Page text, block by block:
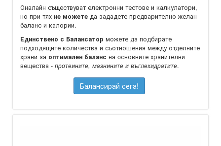
Оналайн съществуват електронни тестове и калкулатори,
но при тях не можете да зададете предварително желан
баланс и калории.
Единствено с Балансатор можете да подбирате
подходящите количества и съотношения между отделните
храни за оптимален баланс на oсновните хранителни
вещества - протеините, мазнините и въглехидратите.
Балансирай сега!